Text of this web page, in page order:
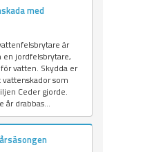
med
är
en jordfelsbrytare,
vatten. Skydda er
som
Ceder gjorde.
år drabbas...